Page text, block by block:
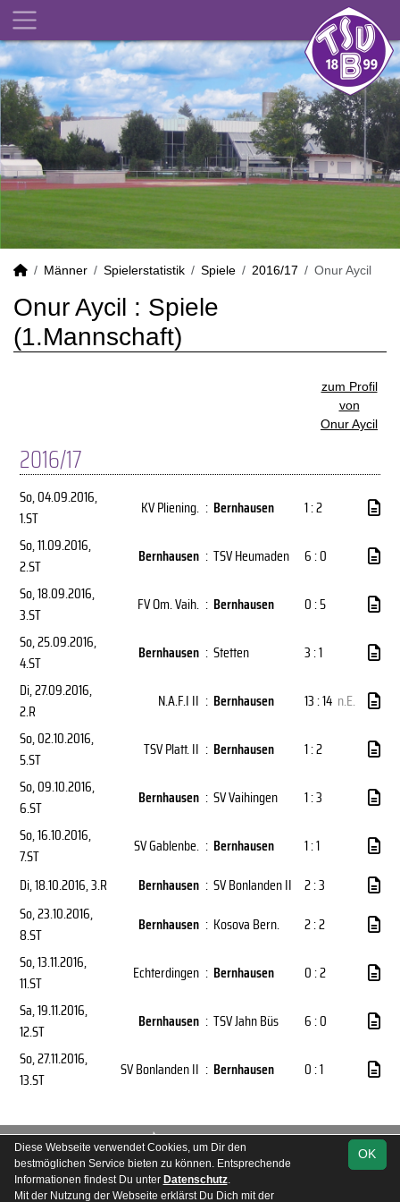
Männer Spielerstatistik Spiele 2016/17 Onur Aycil
Onur Aycil : Spiele
(1.Mannschaft)
zum Profil
von
Onur Aycil
2016/17
So, 04.09.2016,
1.ST
KV Pliening. : Bernhausen
1 : 2
So, 11.09.2016,
2.ST
Bernhausen : TSV Heumaden
6 : 0
So, 18.09.2016,
3.ST
FV Om. Vaih. : Bernhausen
0 : 5
So, 25.09.2016,
4.ST
Bernhausen : Stetten
3 : 1
Di, 27.09.2016,
2.R
N.A.F.I II : Bernhausen 13 : 14 n.E.
So, 02.10.2016,
5.ST
TSV Platt. II : Bernhausen
1 : 2
So, 09.10.2016,
6.ST
Bernhausen : SV Vaihingen
1 : 3
So, 16.10.2016,
7.ST
SV Gablenbe. : Bernhausen
1 : 1
Di, 18.10.2016, 3.R Bernhausen : SV Bonlanden II 2 : 3
So, 23.10.2016,
8.ST
Bernhausen : Kosova Bern.
2 : 2
So, 13.11.2016,
11.ST
Echterdingen : Bernhausen
0 : 2
Sa, 19.11.2016,
12.ST
Bernhausen : TSV Jahn Büs
6 : 0
So, 27.11.2016,
13.ST
SV Bonlanden II : Bernhausen 0 : 1
soccero.de
Besucherstatistik Kontakt Impressum
OK
Diese Webseite verwendet Cookies, um Dir den
bestmöglichen Service bieten zu können. Entsprechende
Informationen findest Du unter Datenschutz.
Mit der Nutzung der Webseite erklärst Du Dich mit der